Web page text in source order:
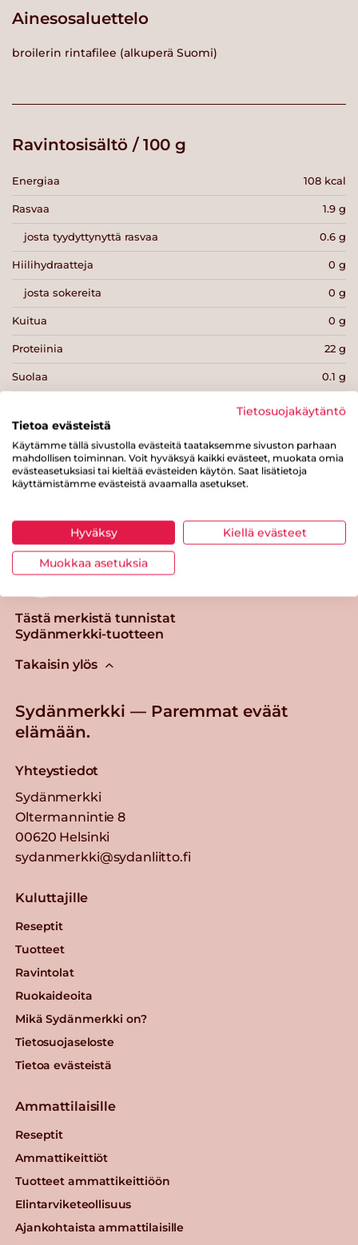
Ainesosaluettelo
broilerin rintafilee (alkuperä Suomi)
Ravintosisältö / 100 g
Energiaa 108 kcal
Rasvaa 1.9 g
josta tyydyttynyttä rasvaa 0.6 g
Hiilihydraatteja 0 g
josta sokereita 0 g
Kuitua 0 g
Proteiinia 22 g
Suolaa 0.1 g
Tulosta sivu Jaa tuote
Tästä merkistä tunnistat
Sydänmerkki-tuotteen
Takaisin ylös
Sydänmerkki — Paremmat eväät
elämään.
Yhteystiedot
Sydänmerkki
Oltermannintie 8
00620 Helsinki
sydanmerkki@sydanliitto.fi
Kuluttajille
Reseptit
Tuotteet
Ravintolat
Ruokaideoita
Mikä Sydänmerkki on?
Tietosuojaseloste
Tietoa evästeistä
Ammattilaisille
Reseptit
Ammattikeittiöt
Tuotteet ammattikeittiöön
Elintarviketeollisuus
Ajankohtaista ammattilaisille
Tietosuojakäytäntö
Tietoa evästeistä
Käytämme tällä sivustolla evästeitä taataksemme sivuston parhaan
mahdollisen toiminnan. Voit hyväksyä kaikki evästeet, muokata omia
evästeasetuksiasi tai kieltää evästeiden käytön. Saat lisätietoja
käyttämistämme evästeistä avaamalla asetukset.
Hyväksy Kiellä evästeet
Muokkaa asetuksia